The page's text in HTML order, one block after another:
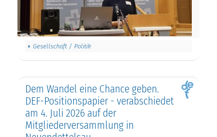
Gesellschaft / Politik
Dem Wandel eine Chance geben.
DEF-Positionspapier - verabschiedet
am 4. Juli 2026 auf der
Mitgliederversammlung in